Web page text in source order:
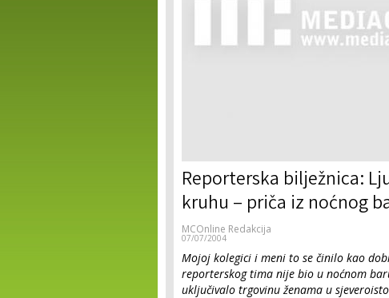
Reporterska bilježnica:
kruhu – priča iz noćnog
MCOnline Redakcija
07/07/2004
Mojoj kolegici i meni to se činilo kao
reporterskog tima nije bio u noćnom
uključivalo trgovinu ženama u